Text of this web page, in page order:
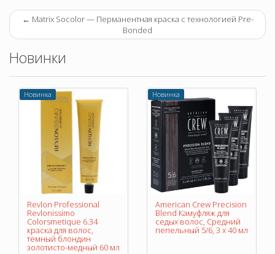
← Matrix Socolor — Перманентная краска с технологией Pre-
Bonded
Новинки
Новинка
Revlon Professional
Revlonissimo
Colorsmetique 6.34
краска для волос,
темный блондин
золотисто-медный 60 мл
Новинка
American Crew Precision
Blend Камуфляж для
седых волос, Средний
пепельный 5/6, 3 х 40 мл